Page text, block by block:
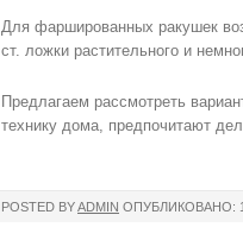
Для фаршированных ракушек
ст. ложки растительного и
Предлагаем рассмотреть
технику дома, предпочитают
POSTED BYADMIN ОПУБЛИКОВАНО: